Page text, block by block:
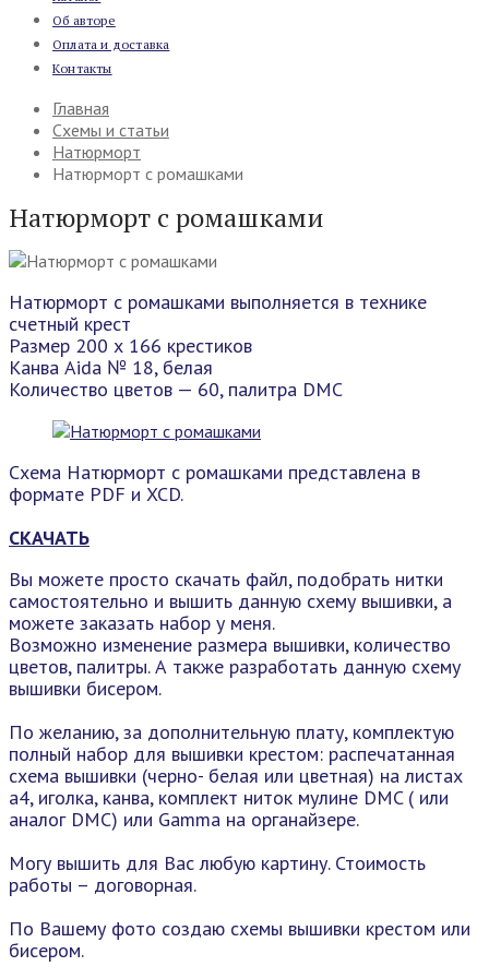
Об авторе
Оплата и доставка
Контакты
Главная
Схемы и статьи
Натюрморт
Натюрморт с ромашками
Натюрморт с ромашками
Натюрморт с ромашками выполняется в технике
счетный крест
Размер 200 х 166 крестиков
Канва Aida № 18, белая
Количество цветов — 60, палитра DMC
Схема Натюрморт с ромашками представлена в
формате PDF и XCD.
СКАЧАТЬ
Вы можете просто скачать файл, подобрать нитки
самостоятельно и вышить данную схему вышивки, а
можете заказать набор у меня.
Возможно изменение размера вышивки, количество
цветов, палитры. А также разработать данную схему
вышивки бисером.
По желанию, за дополнительную плату, комплектую
полный набор для вышивки крестом: распечатанная
схема вышивки (черно- белая или цветная) на листах
а4, иголка, канва, комплект ниток мулине DMC ( или
аналог DMC) или Gamma на органайзере.
Могу вышить для Вас любую картину. Стоимость
работы – договорная.
По Вашему фото создаю схемы вышивки крестом или
бисером.